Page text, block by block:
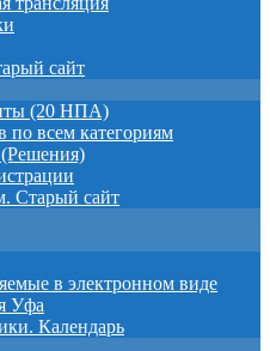
сайт
(20 НПА)
по всем категориям
Старый сайт
в электронном виде
Уфа
Календарь